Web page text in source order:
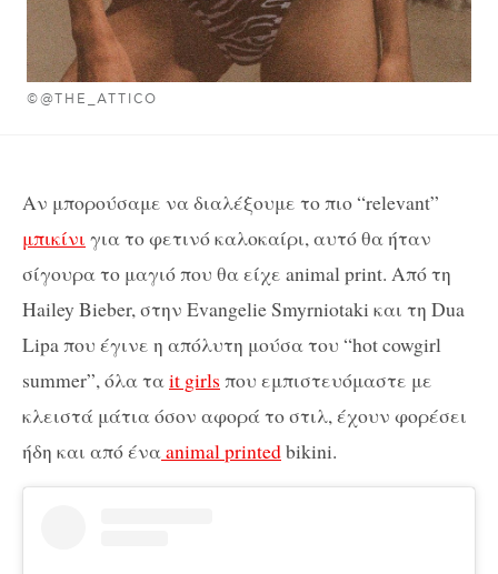
©@THE_ATTICO
Αν μπορούσαμε να διαλέξουμε το πιο “relevant”
μπικίνι για το φετινό καλοκαίρι, αυτό θα ήταν
σίγουρα το μαγιό που θα είχε animal print. Από τη
Hailey Bieber, στην Evangelie Smyrniotaki και τη Dua
Lipa που έγινε η απόλυτη μούσα του “hot cowgirl
summer”, όλα ταit girls που εμπιστευόμαστε με
κλειστά μάτια όσον αφορά το στιλ, έχουν φορέσει
ήδη και από έναanimal printedbikini.